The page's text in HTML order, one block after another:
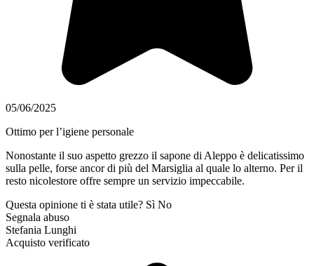
05/06/2025
Ottimo per l’igiene personale
Nonostante il suo aspetto grezzo il sapone di Aleppo è delicatissimo
sulla pelle, forse ancor di più del Marsiglia al quale lo alterno. Per il
resto nicolestore offre sempre un servizio impeccabile.
Questa opinione ti è stata utile? Sì No
Segnala abuso
Stefania Lunghi
Acquisto verificato